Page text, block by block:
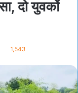
दो युवकों
1,543